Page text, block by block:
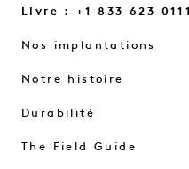
Livre : +1 833 623 0111
Nos implantations
Notre histoire
Durabilité
The Field Guide